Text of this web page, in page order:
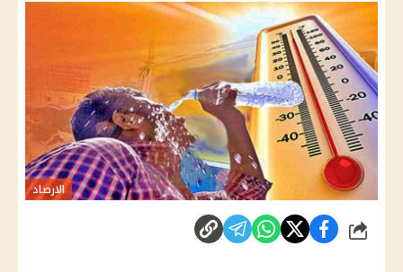
الارصاد
شارك